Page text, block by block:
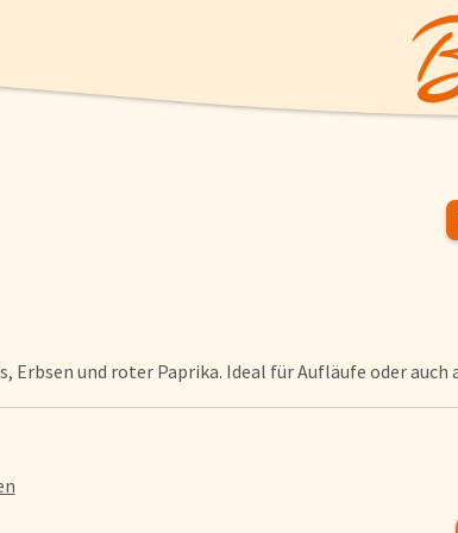
Suppen und
Erbsen und roter Paprika. Ideal für Aufläufe oder auch